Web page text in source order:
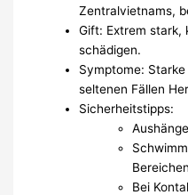
Zentralvietnams,
Gift: Extrem stark,
schädigen.
Symptome:
seltenen Fällen
Sicherheitstipps:
Bereichen
Bei